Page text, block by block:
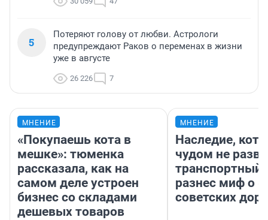
5
Потеряют голову от любви. Астрологи
предупреждают Раков о переменах в жизни
уже в августе
26 226 7
МНЕНИЕ
«Покупаешь кота в
мешке»: тюменка
рассказала, как на
самом деле устроен
бизнес со складами
дешевых товаров
МНЕНИЕ
Наследие,
чудом не
транспортный
разнес миф о
советских